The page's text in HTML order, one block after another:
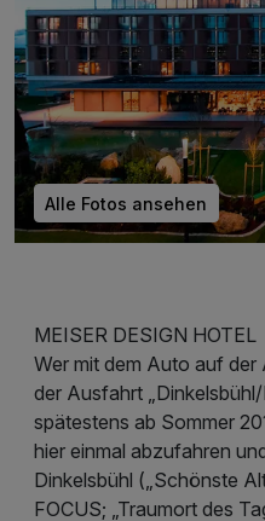
Alle Fotos ansehen
MEISER DESIGN HOTEL
Wer mit dem Auto auf
der Ausfahrt
spätestens ab Sommer
hier einmal abzufahren
Dinkelsbühl („Schönste
FOCUS; „Traumort des